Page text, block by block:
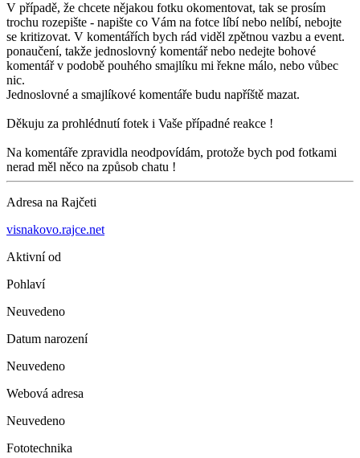
V případě, že chcete nějakou fotku okomentovat, tak se prosím
trochu rozepište - napište co Vám na fotce líbí nebo nelíbí, nebojte
se kritizovat. V komentářích bych rád viděl zpětnou vazbu a event.
ponaučení, takže jednoslovný komentář nebo nedejte bohové
komentář v podobě pouhého smajlíku mi řekne málo, nebo vůbec
nic.
Jednoslovné a smajlíkové komentáře budu napříště mazat.
Děkuju za prohlédnutí fotek i Vaše případné reakce !
Na komentáře zpravidla neodpovídám, protože bych pod fotkami
nerad měl něco na způsob chatu !
Adresa na Rajčeti
visnakovo.rajce.net
Aktivní od
Pohlaví
Neuvedeno
Datum narození
Neuvedeno
Webová adresa
Neuvedeno
Fototechnika